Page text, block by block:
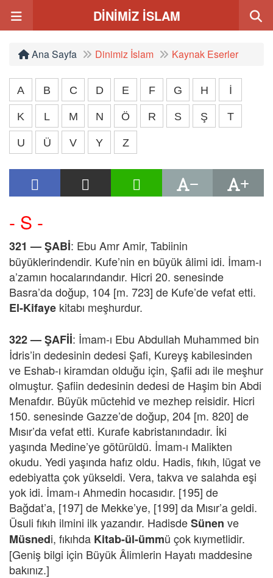
DİNİMİZ İSLAM
Ana Sayfa Dinimiz İslam Kaynak Eserler
A B C D E F G H İ
K L M N Ö R S Ş T
U Ü V Y Z
- S -
321 —ŞABİ: Ebu Amr Amir, Tabiinin
büyüklerindendir. Kufe’nin en büyük âlimi idi. İmam-ı
a’zamın hocalarındandır. Hicri 20. senesinde
Basra’da doğup, 104 [m. 723] de Kufe’de vefat etti.
El-Kifaye kitabı meşhurdur.
322 —ŞAFİİ: İmam-ı Ebu Abdullah Muhammed bin
İdris’in dedesinin dedesi Şafi, Kureyş kabilesinden
ve Eshab-ı kiramdan olduğu için, Şafii adı ile meşhur
olmuştur. Şafiin dedesinin dedesi de Haşim bin Abdi
Menafdır. Büyük müctehid ve mezhep reisidir. Hicri
150. senesinde Gazze’de doğup, 204 [m. 820] de
Mısır’da vefat etti. Kurafe kabristanındadır. İki
yaşında Medine’ye götürüldü. İmam-ı Malikten
okudu. Yedi yaşında hafız oldu. Hadis, fıkıh, lügat ve
edebiyatta çok yükseldi. Vera, takva ve salahda eşi
yok idi. İmam-ı Ahmedin hocasıdır. [195] de
Bağdat’a, [197] de Mekke’ye, [199] da Mısır’a geldi.
Üsuli fıkıh ilmini ilk yazandır. HadisdeSünen ve
Müsnedi, fıkıhda Kitab-ül-ümmü çok kıymetlidir.
[Geniş bilgi için Büyük Âlimlerin Hayatı maddesine
bakınız.]